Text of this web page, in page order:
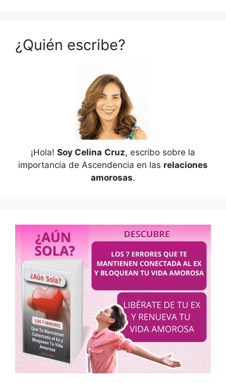
¿Quién escribe?
¡Hola! Soy Celina Cruz, escribo sobre la
importancia de Ascendencia en las relaciones
amorosas.